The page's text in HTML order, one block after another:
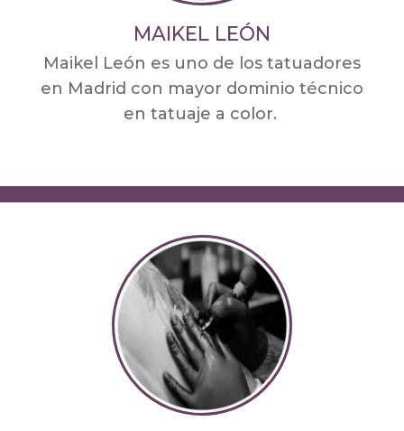
MAIKEL LEÓN
Maikel León es uno de los tatuadores
en Madrid con mayor dominio técnico
en tatuaje a color.